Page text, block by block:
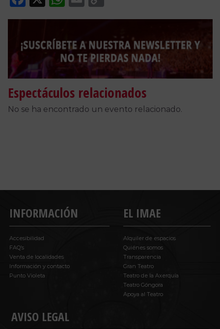
Link
Espectáculos relacionados
No se ha encontrado un evento relacionado.
INFORMACIÓN
Accesibilidad
FAQ’s
Venta de localidades
Información y contacto
Punto Violeta
AVISO LEGAL
EL IMAE
Alquiler de espacios
Quiénes somos
Transparencia
Gran Teatro
Teatro de la Axerquía
Teatro Góngora
Apoya al Teatro